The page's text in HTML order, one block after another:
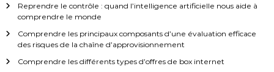
t
i
e
:
Reprendre le contrôle : quand l’intelligence artificielle nous aide à
comprendre le monde
Comprendre les principaux composants d’une évaluation efficace
des risques de la chaîne d’approvisionnement
Comprendre les différents types d’offres de box internet